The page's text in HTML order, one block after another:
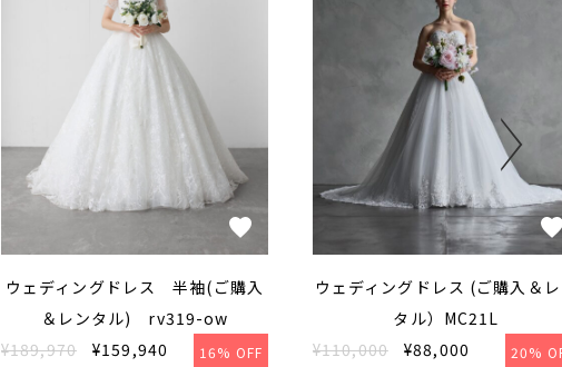
ウェディングドレス 半袖(ご購入
＆レンタル) rv319-ow
¥189,970
¥159,940 16% OFF
ウェディングドレス (ご購入＆
タル）MC21L
¥110,000
¥88,000 20%